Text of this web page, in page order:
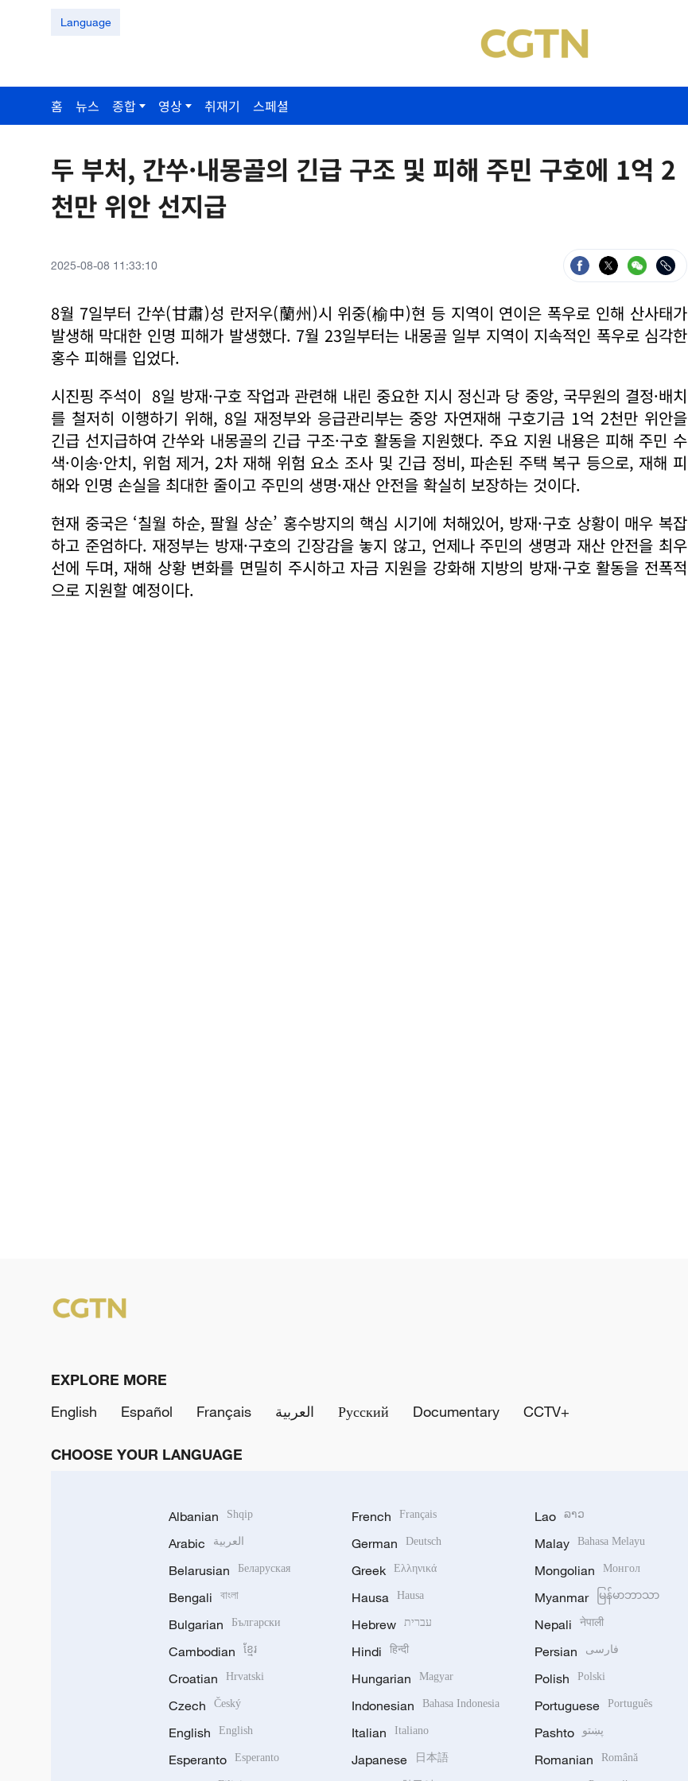
Language
홈 뉴스 종합 영상 취재기 스페셜
두 부처, 간쑤·내몽골의 긴급 구조 및 피해 주민 구호에 1억 2
천만 위안 선지급
2025-08-08 11:33:10
8월 7일부터 간쑤(甘肅)성 란저우(蘭州)시 위중(榆中)현 등 지역이 연이은 폭우로 인해 산사태가
발생해 막대한 인명 피해가 발생했다. 7월 23일부터는 내몽골 일부 지역이 지속적인 폭우로 심각한
홍수 피해를 입었다.
시진핑 주석이 8일 방재·구호 작업과 관련해 내린 중요한 지시 정신과 당 중앙, 국무원의 결정·배치
를 철저히 이행하기 위해, 8일 재정부와 응급관리부는 중앙 자연재해 구호기금 1억 2천만 위안을
긴급 선지급하여 간쑤와 내몽골의 긴급 구조·구호 활동을 지원했다. 주요 지원 내용은 피해 주민 수
색·이송·안치, 위험 제거, 2차 재해 위험 요소 조사 및 긴급 정비, 파손된 주택 복구 등으로, 재해 피
해와 인명 손실을 최대한 줄이고 주민의 생명·재산 안전을 확실히 보장하는 것이다.
현재 중국은 ‘칠월 하순, 팔월 상순’ 홍수방지의 핵심 시기에 처해있어, 방재·구호 상황이 매우 복잡
하고 준엄하다. 재정부는 방재·구호의 긴장감을 놓지 않고, 언제나 주민의 생명과 재산 안전을 최우
선에 두며, 재해 상황 변화를 면밀히 주시하고 자금 지원을 강화해 지방의 방재·구호 활동을 전폭적
으로 지원할 예정이다.
EXPLORE MORE
English
Español Français العربية Русский Documentary CCTV+
CHOOSE YOUR LANGUAGE
Albanian Shqip
Arabic العربية
Belarusian Беларуская
Bengali বাংলা
Bulgarian Български
Cambodian ខ្មែរ
Croatian Hrvatski
Czech Český
English English
Esperanto Esperanto
French Français
German Deutsch
Greek Ελληνικά
Hausa Hausa
Hebrew עברית
Hindi हिन्दी
Hungarian Magyar
Indonesian Bahasa Indonesia
Italian Italiano
Japanese 日本語
Lao ລາວ
Malay Bahasa Melayu
Mongolian Монгол
Myanmar မြန်မာဘာသာ
Nepali नेपाली
Persian فارسی
Polish Polski
Portuguese Português
Pashto پښتو
Romanian Română